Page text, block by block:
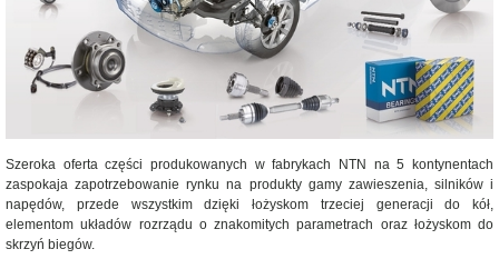
Szeroka oferta części produkowanych w fabrykach NTN na 5 kontynentach
zaspokaja zapotrzebowanie rynku na produkty gamy zawieszenia, silników i
napędów, przede wszystkim dzięki łożyskom trzeciej generacji do kół,
elementom układów rozrządu o znakomitych parametrach oraz łożyskom do
skrzyń biegów.